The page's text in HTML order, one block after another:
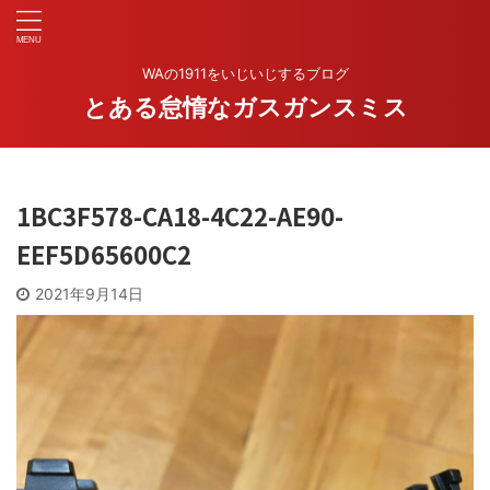
WAの1911をいじいじするブログ
とある怠惰なガスガンスミス
1BC3F578-CA18-4C22-AE90-
EEF5D65600C2
2021年9月14日